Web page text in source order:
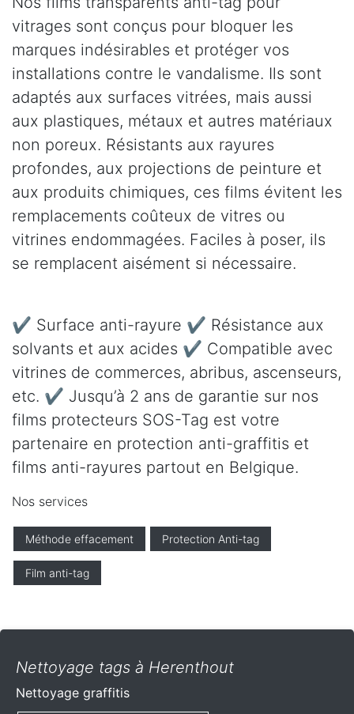
vitrages sont conçus pour bloquer les
marques indésirables et protéger vos
installations contre le vandalisme. Ils sont
adaptés aux surfaces vitrées, mais aussi
aux plastiques, métaux et autres matériaux
non poreux. Résistants aux rayures
profondes, aux projections de peinture et
aux produits chimiques, ces films évitent les
remplacements coûteux de vitres ou
vitrines endommagées. Faciles à poser, ils
se remplacent aisément si nécessaire.
✔ Surface anti-rayure ✔ Résistance aux
solvants et aux acides ✔ Compatible avec
vitrines de commerces, abribus, ascenseurs,
etc. ✔ Jusqu’à 2 ans de garantie sur nos
films protecteurs SOS-Tag est votre
partenaire en protection anti-graffitis et
films anti-rayures partout en Belgique.
Nos services
Méthode effacement Protection Anti-tag
Film anti-tag
Nettoyage tags à Herenthout
Nettoyage graffitis